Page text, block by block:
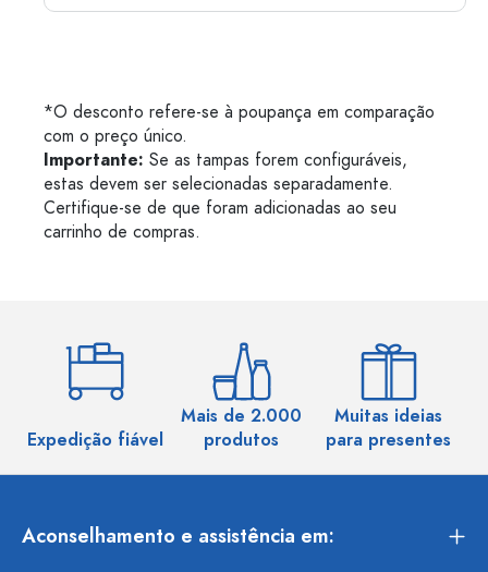
*O desconto refere-se à poupança em comparação
com o preço único.
Importante: Se as tampas forem configuráveis,
estas devem ser selecionadas separadamente.
Certifique-se de que foram adicionadas ao seu
carrinho de compras.
Expedição fiável
Mais de 2.000
produtos
Muitas ideias
para presentes
Aconselhamento e assistência em: